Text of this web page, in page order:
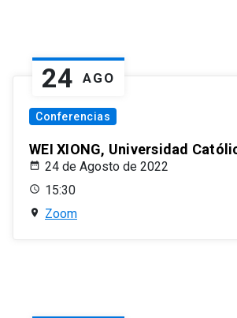
24 AGO
Conferencias
WEI XIONG, Universidad
24 de Agosto de 2022
15:30
Zoom